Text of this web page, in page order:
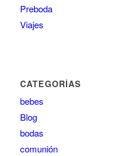
Preboda
Viajes
CATEGORÍAS
bebes
Blog
bodas
comunión